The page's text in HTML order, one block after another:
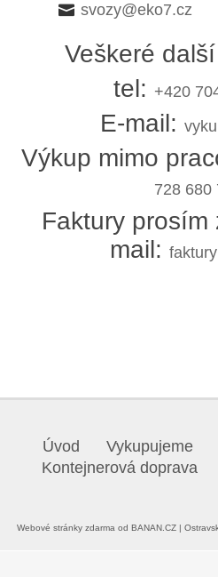
svozy@eko7.cz
Veškeré
tel: +420
E-mail:
Výkup mimo
728 680
Faktury prosím
mail:
Úvod Vykupujeme
Kontejnerová doprava
Webové stránky zdarma od BANAN.CZ|